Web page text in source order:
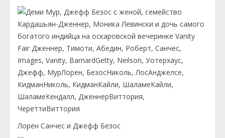
Лорен Санчес и Джефф Безос